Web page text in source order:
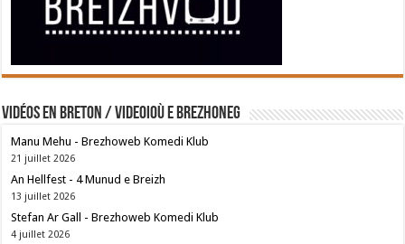
Vidéos en breton / Videoioù e brezhoneg
Manu Mehu - Brezhoweb Komedi Klub
21 juillet 2026
An Hellfest - 4 Munud e Breizh
13 juillet 2026
Stefan Ar Gall - Brezhoweb Komedi Klub
4 juillet 2026